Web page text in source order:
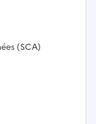
(SCA)